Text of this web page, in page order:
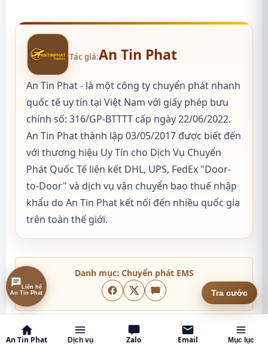
Tác giả:An Tin Phat
An Tin Phat - là một công ty chuyển phát nhanh
quốc tế uy tín tại Việt Nam với giấy phép bưu
chính số: 316/GP-BTTTT cấp ngày 22/06/2022.
An Tin Phat thành lập 03/05/2017 được biết đến
với thương hiệu Uy Tín cho Dịch Vụ Chuyển
Phát Quốc Tế liên kết DHL, UPS, FedEx "Door-
to-Door" và dịch vụ vận chuyển bao thuế nhập
khẩu do An Tin Phat kết nối đến nhiều quốc gia
trên toàn thế giới.
Danh mục: Chuyển phát EMS
An Tin Phat Dịch vụ Zalo Email Mục lục
Tra cước
Liên hệ
An Tin Phat